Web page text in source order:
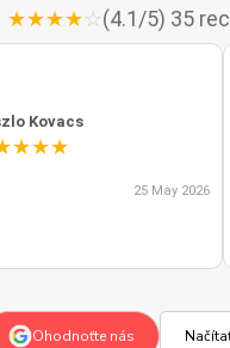
★★★★☆(4.1/5) 35
Kovacs
★★★
25 May 2026
Ohodnoťte nás